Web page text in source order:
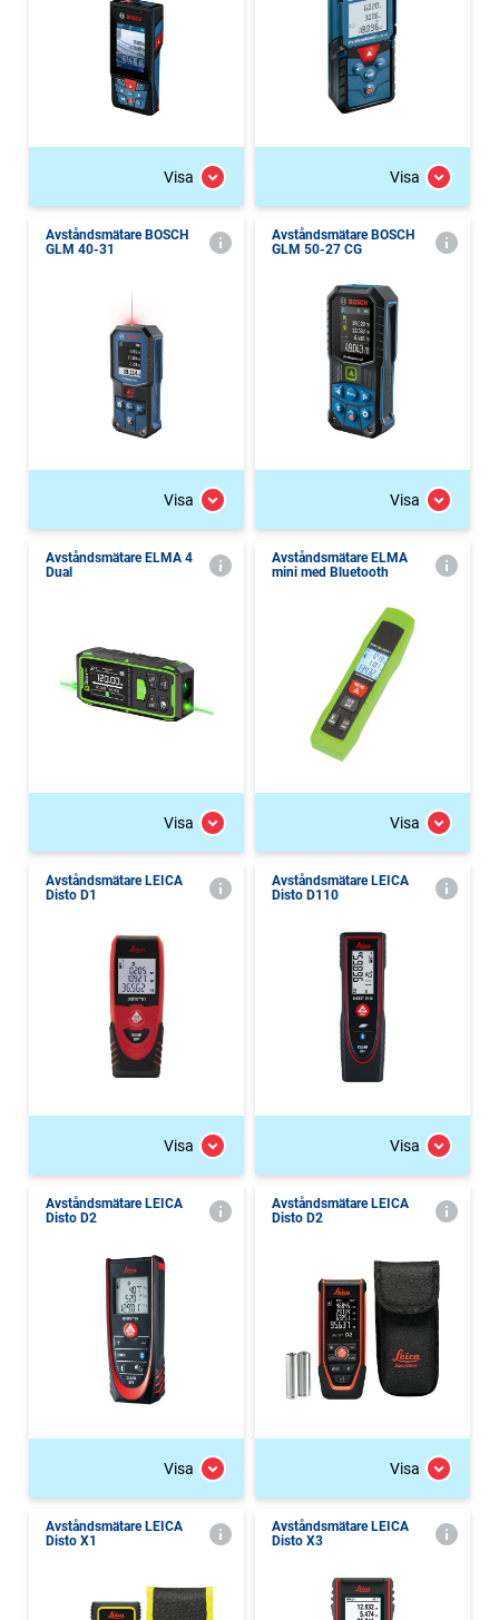
Visa Visa
Avståndsmätare BOSCH
GLM 40-31
Visa
Avståndsmätare BOSCH
GLM 50-27 CG
Visa
Avståndsmätare ELMA 4
Dual
Visa
Avståndsmätare ELMA
mini med Bluetooth
Visa
Avståndsmätare LEICA
Disto D1
Visa
Avståndsmätare LEICA
Disto D110
Visa
Avståndsmätare LEICA
Disto D2
Visa
Avståndsmätare LEICA
Disto D2
Visa
Avståndsmätare LEICA
Disto X1
Avståndsmätare LEICA
Disto X3